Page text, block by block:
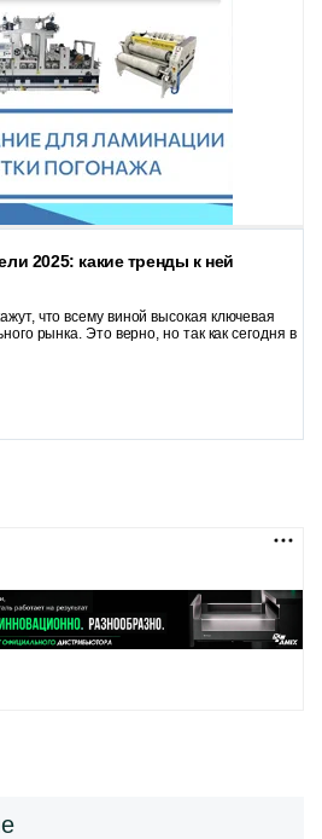
2025: какие тренды к ней
что всему виной высокая ключевая
рынка. Это верно, но так как сегодня в